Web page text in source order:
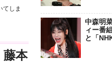
てしま
藤本
中森明
ィー番
と「